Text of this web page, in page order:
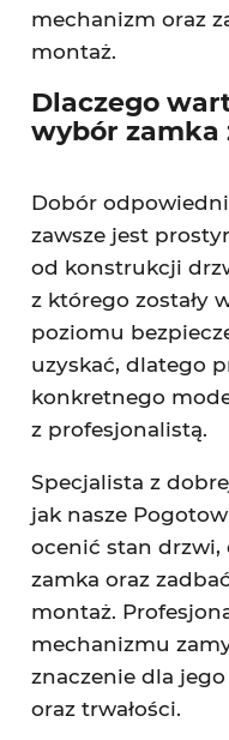
mechanizm oraz
montaż.
Dlaczego
wybór zamka
Dobór
zawsze jest
od konstrukcji
z którego zostały
poziomu
uzyskać, dlatego
konkretnego
z profesjonalistą.
Specjalista z
jak nasze
ocenić stan
zamka oraz
montaż.
mechanizmu
znaczenie dla
oraz trwałości.